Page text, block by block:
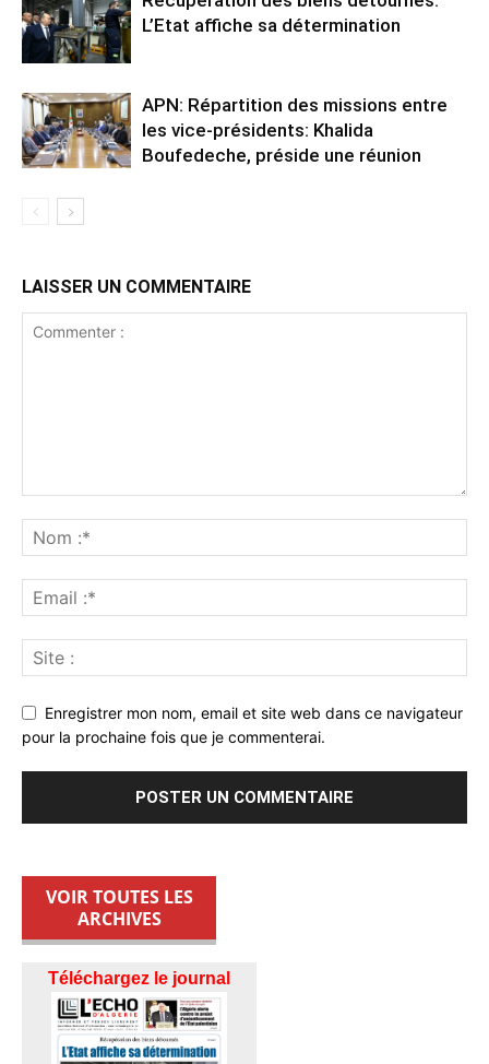
L’Etat affiche sa détermination
APN: Répartition des missions entre
les vice-présidents: Khalida
Boufedeche, préside une réunion
LAISSER UN COMMENTAIRE
Enregistrer mon nom, email et site web dans ce navigateur
pour la prochaine fois que je commenterai.
VOIR TOUTES LES
ARCHIVES